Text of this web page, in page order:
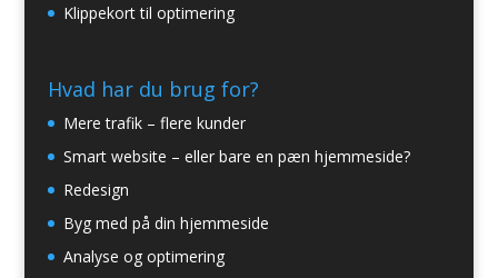
Klippekort til optimering
Hvad har du brug for?
Mere trafik – flere kunder
Smart website – eller bare en pæn hjemmeside?
Redesign
Byg med på din hjemmeside
Analyse og optimering